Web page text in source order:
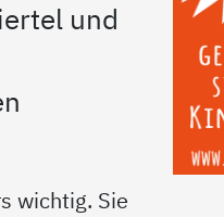
und
wichtig. Sie